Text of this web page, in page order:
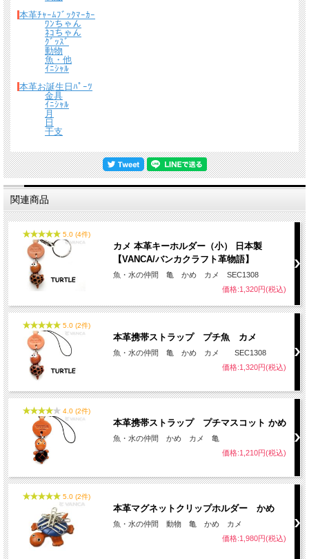
本革ﾁｬｰﾑﾌﾞｯｸﾏｰｶｰ
ﾜﾝちゃん
ﾈｺちゃん
ｸﾞｯｽﾞ
動物
魚・他
ｲﾆｼｬﾙ
本革お誕生日ﾊﾟｰﾂ
金具
ｲﾆｼｬﾙ
月
日
干支
関連商品
5.0 (4件)
カメ 本革キーホルダー（小） 日本製
【VANCA/バンカクラフト革物語】
魚・水の仲間 亀 かめ カメ SEC1308
価格:1,320円(税込)
5.0 (2件)
本革携帯ストラップ プチ魚 カメ
魚・水の仲間 亀 かめ カメ SEC1308
価格:1,320円(税込)
4.0 (2件)
本革携帯ストラップ プチマスコット かめ
魚・水の仲間 かめ カメ 亀
価格:1,210円(税込)
5.0 (2件)
本革マグネットクリップホルダー かめ
魚・水の仲間 動物 亀 かめ カメ
価格:1,980円(税込)